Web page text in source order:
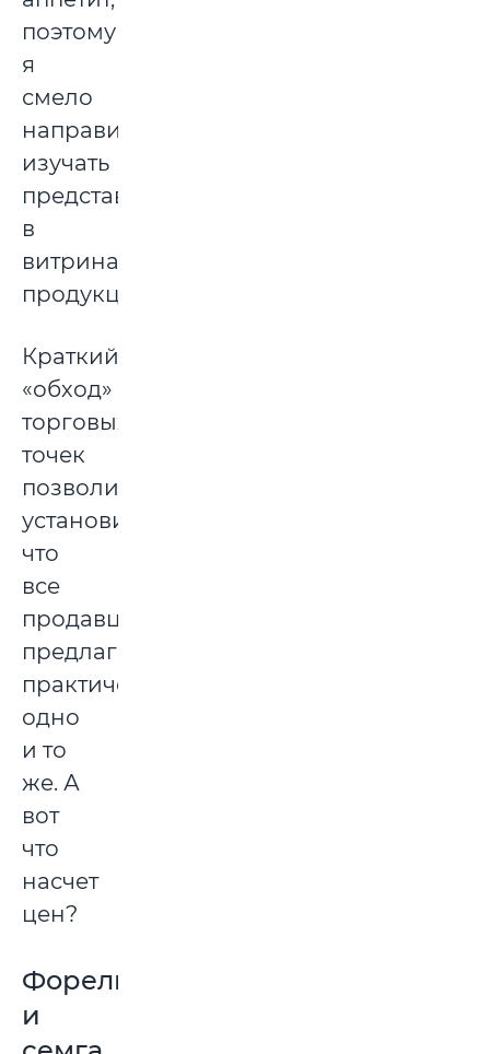
поэтому
я
смело
направилась
изучать
представленную
в
витринах
продукцию.
Краткий
«обход»
торговых
точек
позволил
установить,
что
все
продавцы
предлагали
практически
одно
и то
же. А
вот
что
насчет
цен?
Форель
и